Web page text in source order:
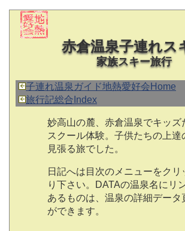
赤倉温泉子連れス
家族スキー旅行
子連れ温泉ガイド地熱愛好会Home
旅行記総合Index
妙高山の麓、赤倉温泉でキッズ
スクール体験。子供たちの上達
見張る旅でした。
日記へは目次のメニューをクリ
り下さい。DATAの温泉名にリ
あるものは、温泉の詳細データ
ができます。